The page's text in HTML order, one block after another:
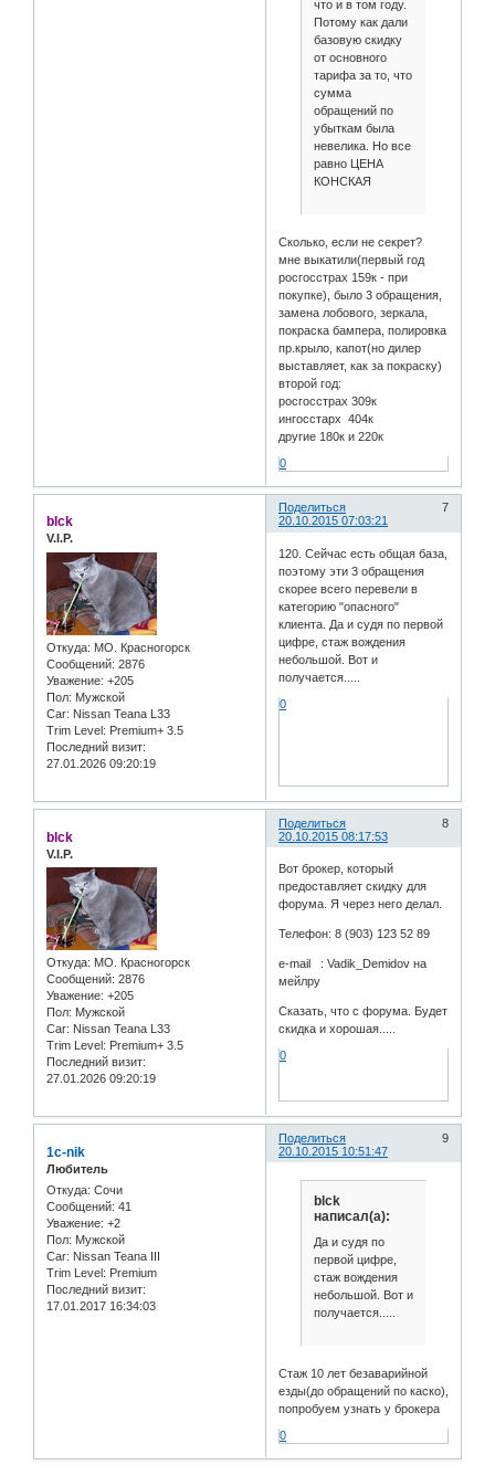
что и в том году.
Потому как дали
базовую скидку
от основного
тарифа за то, что
сумма
обращений по
убыткам была
невелика. Но все
равно ЦЕНА
КОНСКАЯ
Сколько, если не секрет?
мне выкатили(первый год
росгосстрах 159к - при
покупке), было 3 обращения,
замена лобового, зеркала,
покраска бампера, полировка
пр.крыло, капот(но дилер
выставляет, как за покраску)
второй год:
росгосстрах 309к
ингосстарх 404к
другие 180к и 220к
0
Поделиться
7
20.10.2015 07:03:21
blck
V.I.P.
Откуда: МО. Красногорск
Сообщений: 2876
Уважение: +205
Пол: Мужской
Car: Nissan Teana L33
Trim Level: Premium+ 3.5
Последний визит:
27.01.2026 09:20:19
120. Сейчас есть общая база,
поэтому эти 3 обращения
скорее всего перевели в
категорию "опасного"
клиента. Да и судя по первой
цифре, стаж вождения
небольшой. Вот и
получается.....
0
Поделиться
8
20.10.2015 08:17:53
blck
V.I.P.
Откуда: МО. Красногорск
Сообщений: 2876
Уважение: +205
Пол: Мужской
Car: Nissan Teana L33
Trim Level: Premium+ 3.5
Последний визит:
27.01.2026 09:20:19
Вот брокер, который
предоставляет скидку для
форума. Я через него делал.
Телефон: 8 (903) 123 52 89
e-mail : Vadik_Demidov на
мейлру
Сказать, что с форума. Будет
скидка и хорошая.....
0
Поделиться
9
20.10.2015 10:51:47
1c-nik
Любитель
Откуда: Сочи
Сообщений: 41
Уважение: +2
Пол: Мужской
Car: Nissan Teana III
Trim Level: Premium
Последний визит:
17.01.2017 16:34:03
blck
написал(а):
Да и судя по
первой цифре,
стаж вождения
небольшой. Вот и
получается.....
Стаж 10 лет безаварийной
езды(до обращений по каско),
попробуем узнать у брокера
0